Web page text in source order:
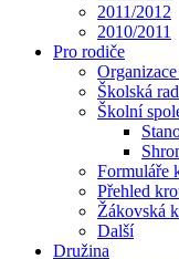
2011/2012
2010/2011
Pro rodiče
Školská
Školní
Formuláře
Přehled
Žákovská
Další
Družina